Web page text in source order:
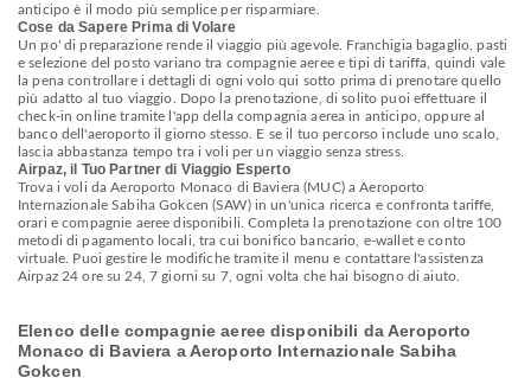
anticipo è il modo più semplice per risparmiare.
Cose da Sapere Prima di Volare
Un po' di preparazione rende il viaggio più agevole. Franchigia bagaglio, pasti
e selezione del posto variano tra compagnie aeree e tipi di tariffa, quindi vale
la pena controllare i dettagli di ogni volo qui sotto prima di prenotare quello
più adatto al tuo viaggio. Dopo la prenotazione, di solito puoi effettuare il
check-in online tramite l'app della compagnia aerea in anticipo, oppure al
banco dell'aeroporto il giorno stesso. E se il tuo percorso include uno scalo,
lascia abbastanza tempo tra i voli per un viaggio senza stress.
Airpaz, il Tuo Partner di Viaggio Esperto
Trova i voli da Aeroporto Monaco di Baviera (MUC) a Aeroporto
Internazionale Sabiha Gokcen (SAW) in un'unica ricerca e confronta tariffe,
orari e compagnie aeree disponibili. Completa la prenotazione con oltre 100
metodi di pagamento locali, tra cui bonifico bancario, e-wallet e conto
virtuale. Puoi gestire le modifiche tramite il menu e contattare l'assistenza
Airpaz 24 ore su 24, 7 giorni su 7, ogni volta che hai bisogno di aiuto.
Elenco delle compagnie aeree disponibili da Aeroporto
Monaco di Baviera a Aeroporto Internazionale Sabiha
Gokcen